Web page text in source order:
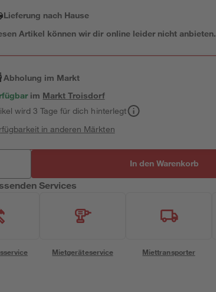
Lieferung nach Hause
Artikel können wir dir online leider nicht anbieten.
Abholung im Markt
im MarktTroisdorf
wird 3 Tage für dich hinterlegt
in anderen Märkten
In den Warenkorb
Services
Mietgeräteservice Miettransporter